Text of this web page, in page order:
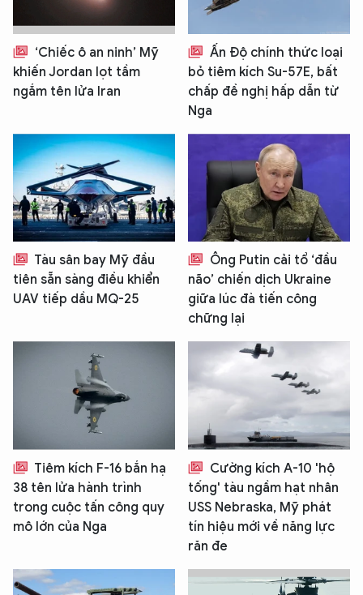
‘Chiếc ô an ninh’ Mỹ
khiến Jordan lọt tầm
ngắm tên lửa Iran
Ấn Độ chính thức loại
bỏ tiêm kích Su-57E, bất
chấp đề nghị hấp dẫn từ
Nga
Tàu sân bay Mỹ đầu
tiên sẵn sàng điều khiển
UAV tiếp dầu MQ-25
Ông Putin cải tổ ‘đầu
não’ chiến dịch Ukraine
giữa lúc đà tiến công
chững lại
Tiêm kích F-16 bắn hạ
38 tên lửa hành trình
trong cuộc tấn công quy
mô lớn của Nga
Cường kích A-10 'hộ
tống' tàu ngầm hạt nhân
USS Nebraska, Mỹ phát
tín hiệu mới về năng lực
răn đe